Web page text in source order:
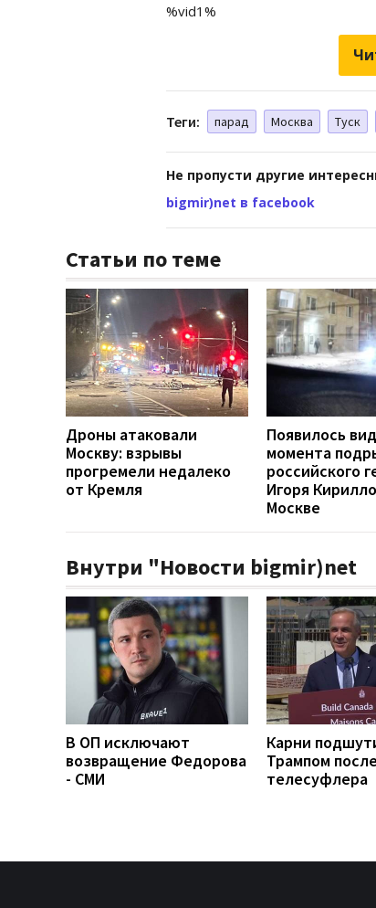
%vid1%
Теги: парад Москва Туск
Не пропусти другие
bigmir)net в facebook
Статьи по теме
Дроны атаковали
Москву: взрывы
прогремели недалеко
от Кремля
Появилось
момента
российского
Игоря
Москве
Внутри "Новости bigmir)net
В ОП исключают
возвращение Федорова
- СМИ
Карни
Трампом
телесуфлера